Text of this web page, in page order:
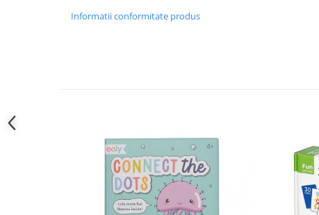
Informatii conformitate produs